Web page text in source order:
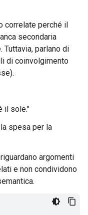
correlate perché il
secondaria
parlano di
di coinvolgimento
il sole."
spesa per la
argomenti
e non condividono